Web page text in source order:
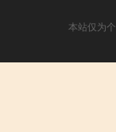
本站仅为